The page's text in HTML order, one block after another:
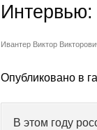
Ивантер Виктор
Опубликовано в
В этом году